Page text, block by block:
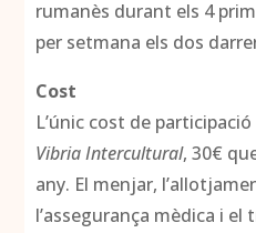
rumanès durant els 4
per setmana els dos
Cost
L’únic cost de
Vibria Intercultural, 30€
any. El menjar,
l’assegurança mèdica i